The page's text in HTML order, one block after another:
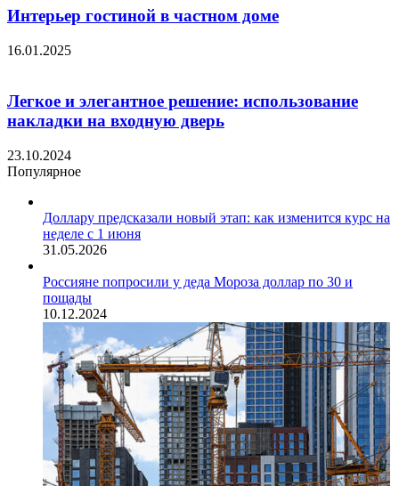
Интерьер гостиной в частном доме
16.01.2025
Легкое и элегантное решение: использование
накладки на входную дверь
23.10.2024
Популярное
Доллару предсказали новый этап: как изменится курс на
неделе с 1 июня
31.05.2026
Россияне попросили у деда Мороза доллар по 30 и
пощады
10.12.2024